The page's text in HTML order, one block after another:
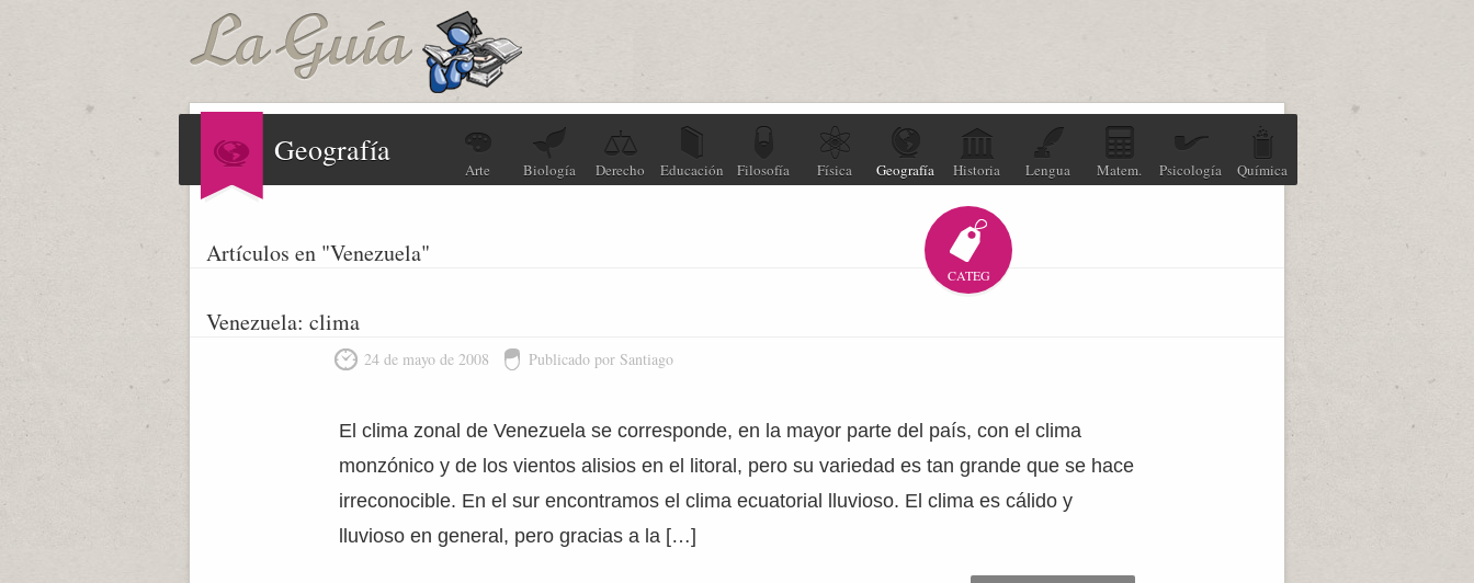
Geografía
Arte Biología Derecho Educación Filosofía Física Geografía Historia Lengua Matem. Psicología Química
Artículos en "Venezuela"
CATEG
Venezuela: clima
24 de mayo de 2008 Publicado por Santiago
El clima zonal de Venezuela se corresponde, en la mayor parte del país, con el clima
monzónico y de los vientos alisios en el litoral, pero su variedad es tan grande que se hace
irreconocible. En el sur encontramos el clima ecuatorial lluvioso. El clima es cálido y
lluvioso en general, pero gracias a la […]